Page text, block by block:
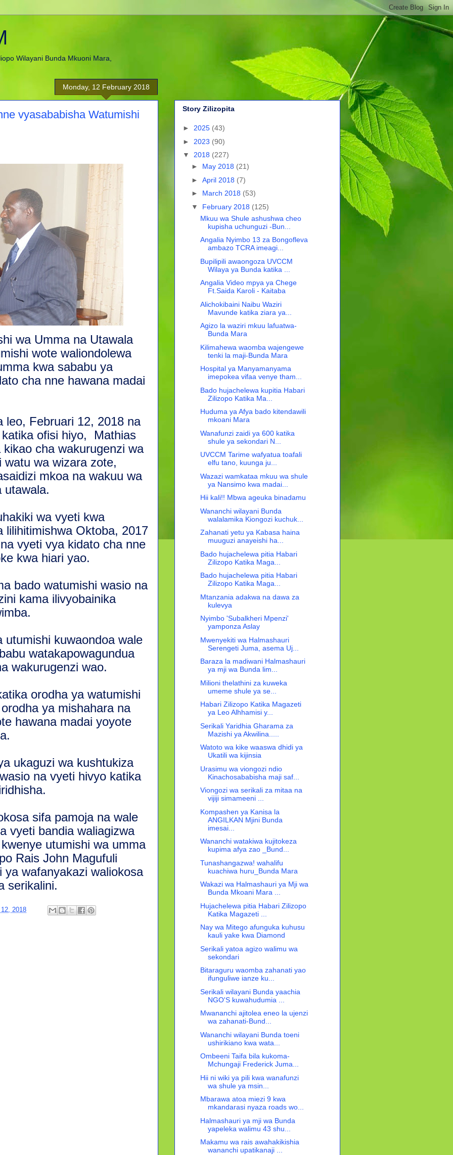
Wilayani Bunda Mkuoni Mara,
Monday, 12 February 2018
vyasababisha Watumishi
wa Umma na Utawala
wote waliondolewa
kwa sababu ya
cha nne hawana madai
leo, Februari 12, 2018 na
ofisi hiyo, Mathias
cha wakurugenzi wa
watu wa wizara zote,
mkoa na wakuu wa
utawala.
wa vyeti kwa
lilihitimishwa Oktoba, 2017
vyeti vya kidato cha nne
kwa hiari yao.
bado watumishi wasio na
kama ilivyobainika
utumishi kuwaondoa wale
watakapowagundua
wakurugenzi wao.
orodha ya watumishi
ya mishahara na
hawana madai yoyote
ukaguzi wa kushtukiza
na vyeti hivyo katika
sifa pamoja na wale
vyeti bandia waliagizwa
utumishi wa umma
Rais John Magufuli
ya wafanyakazi waliokosa
serikalini.
2018
Story Zilizopita
► 2025 (43)
► 2023 (90)
▼ 2018 (227)
► May 2018 (21)
► April 2018 (7)
► March 2018 (53)
▼ February 2018 (125)
Mkuu wa Shule ashushwa cheo
kupisha uchunguzi -Bun...
Angalia Nyimbo 13 za Bongofleva
ambazo TCRA imeagi...
Bupilipili awaongoza UVCCM
Wilaya ya Bunda katika ...
Angalia Video mpya ya Chege
Ft.Saida Karoli - Kaitaba
Alichokibaini Naibu Waziri
Mavunde katika ziara ya...
Agizo la waziri mkuu lafuatwa-
Bunda Mara
Kilimahewa waomba wajengewe
tenki la maji-Bunda Mara
Hospital ya Manyamanyama
imepokea vifaa venye tham...
Bado hujachelewa kupitia Habari
Zilizopo Katika Ma...
Huduma ya Afya bado kitendawili
mkoani Mara
Wanafunzi zaidi ya 600 katika
shule ya sekondari N...
UVCCM Tarime wafyatua toafali
elfu tano, kuunga ju...
Wazazi wamkataa mkuu wa shule
ya Nansimo kwa madai...
Hii kali!! Mbwa ageuka binadamu
Wananchi wilayani Bunda
walalamika Kiongozi kuchuk...
Zahanati yetu ya Kabasa haina
muuguzi anayeishi ha...
Bado hujachelewa pitia Habari
Zilizopo Katika Maga...
Bado hujachelewa pitia Habari
Zilizopo Katika Maga...
Mtanzania adakwa na dawa za
kulevya
Nyimbo 'Subalkheri Mpenzi'
yamponza Aslay
Mwenyekiti wa Halmashauri
Serengeti Juma, asema Uj...
Baraza la madiwani Halmashauri
ya mji wa Bunda lim...
Milioni thelathini za kuweka
umeme shule ya se...
Habari Zilizopo Katika Magazeti
ya Leo Alhhamisi y...
Serikali Yaridhia Gharama za
Mazishi ya Akwilina.....
Watoto wa kike waaswa dhidi ya
Ukatili wa kijinsia
Urasimu wa viongozi ndio
Kinachosababisha maji saf...
Viongozi wa serikali za mitaa na
vijiji simameeni ...
Kompashen ya Kanisa la
ANGILKAN Mjini Bunda
imesai...
Wananchi watakiwa kujitokeza
kupima afya zao _Bund...
Tunashangazwa! wahalifu
kuachiwa huru_Bunda Mara
Wakazi wa Halmashauri ya Mji wa
Bunda Mkoani Mara ...
Hujachelewa pitia Habari Zilizopo
Katika Magazeti ...
Nay wa Mitego afunguka kuhusu
kauli yake kwa Diamond
Serikali yatoa agizo walimu wa
sekondari
Bitaraguru waomba zahanati yao
ifunguliwe ianze ku...
Serikali wilayani Bunda yaachia
NGO'S kuwahudumia ...
Mwananchi ajitolea eneo la ujenzi
wa zahanati-Bund...
Wananchi wilayani Bunda toeni
ushirikiano kwa wata...
Ombeeni Taifa bila kukoma-
Mchungaji Frederick Juma...
Hii ni wiki ya pili kwa wanafunzi
wa shule ya msin...
Mbarawa atoa miezi 9 kwa
mkandarasi nyaza roads wo...
Halmashauri ya mji wa Bunda
yapeleka walimu 43 shu...
Makamu wa rais awahakikishia
wananchi upatikanaji ...